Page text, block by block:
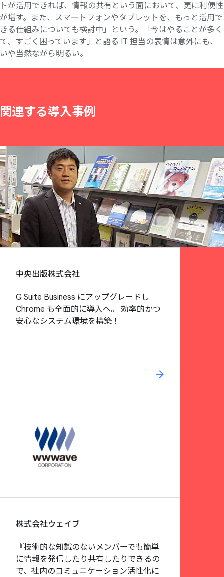
トが活用できれば、情報の共有という面において、更に利便性
が増す。また、スマートフォンやタブレットを、もっと活用で
きる仕組みについても検討中」という。「今はやることが多く
て、すごく困っています」と語る IT 担当の表情は意外にも、
いや当然ながら明るい。
関連する導入事例
中央出版株式会社
G Suite Business にアップグレードし
Chrome も全面的に導入へ。 効率的かつ
安心なシステム環境を構築！
arrow_forward
株式会社ウェイブ
『技術的な知識のないメンバーでも簡単
に情報を発信したり共有したりできるの
で、社内のコミュニケーション活性化に